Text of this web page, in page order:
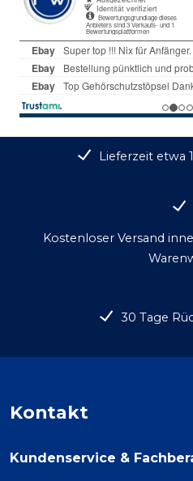
Lieferzeit etwa
Kostenloser Versand
30 Tage
Kontakt
Kundenservice &